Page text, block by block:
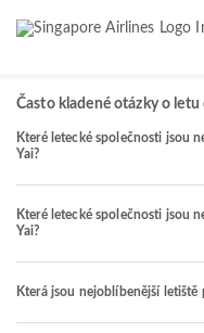
Často kladené otázky o letu
Které letecké společnosti jsou
Yai?
Které letecké společnosti jsou
Yai?
Která jsou nejoblíbenější letiště